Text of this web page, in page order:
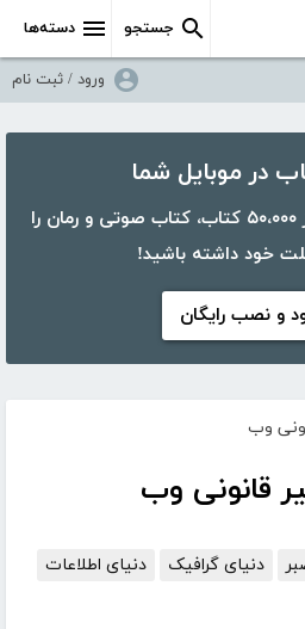
دسته‌ها جستجو
ورود / ثبت نام
با اپلیکیشن کتابراه، بیش از ۵۰،۰۰۰ کتاب، کتاب صوتی و رمان را
خود داشته باشید!
و نصب رایگان
وب
قانونی وب
دنیای گرافیک
دنیای اطلاعات